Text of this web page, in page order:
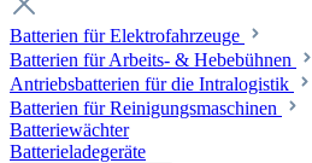
Batterien für Elektrofahrzeuge
Batterien für Arbeits- & Hebebühnen
Antriebsbatterien für die Intralogistik
Batterien für Reinigungsmaschinen
Batteriewächter
Batterieladegeräte